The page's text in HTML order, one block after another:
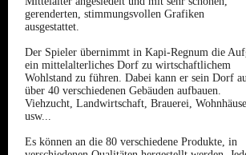
gerenderten, stimmungsvollen Grafiken
ausgestattet.
Der Spieler übernimmt in Kapi-Regnum die
ein mittelalterliches Dorf zu wirtschaftlichem
Wohlstand zu führen. Dabei kann er sein Dorf
über 40 verschiedenen Gebäuden aufbauen.
Viehzucht, Landwirtschaft, Brauerei,
usw...
Es können an die 80 verschiedene Produkte, in